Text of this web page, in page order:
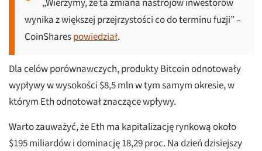
„Wierzymy, że ta zmiana nastrojów inwestorów
wynika z większej przejrzystości co do terminu fuzji” –
CoinSharespowiedział.
Dla celów porównawczych, produkty Bitcoin odnotowały
wypływy w wysokości $8,5 mln w tym samym okresie, w
którym Eth odnotował znaczące wpływy.
Warto zauważyć, że Eth ma kapitalizację rynkową około
$195 miliardów i dominację 18,29 proc. Na dzień dzisiejszy